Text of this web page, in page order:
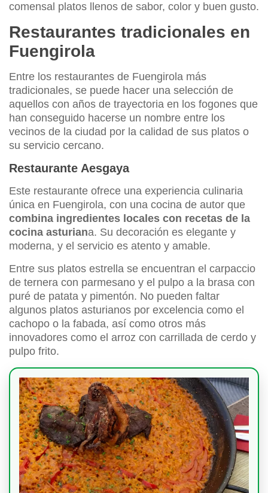
comensal platos llenos de sabor, color y buen gusto.
Restaurantes tradicionales en
Fuengirola
Entre los restaurantes de Fuengirola más
tradicionales, se puede hacer una selección de
aquellos con años de trayectoria en los fogones que
han conseguido hacerse un nombre entre los
vecinos de la ciudad por la calidad de sus platos o
su servicio cercano.
Restaurante Aesgaya
Este restaurante ofrece una experiencia culinaria
única en Fuengirola, con una cocina de autor que
combina ingredientes locales con recetas de la
cocina asturiana. Su decoración es elegante y
moderna, y el servicio es atento y amable.
Entre sus platos estrella se encuentran el carpaccio
de ternera con parmesano y el pulpo a la brasa con
puré de patata y pimentón. No pueden faltar
algunos platos asturianos por excelencia como el
cachopo o la fabada, así como otros más
innovadores como el arroz con carrillada de cerdo y
pulpo frito.